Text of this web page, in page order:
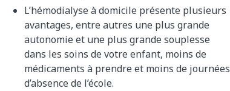
L’hémodialyse à domicile présente plusieurs
avantages, entre autres une plus grande
autonomie et une plus grande souplesse
dans les soins de votre enfant, moins de
médicaments à prendre et moins de journées
d’absence de l’école.